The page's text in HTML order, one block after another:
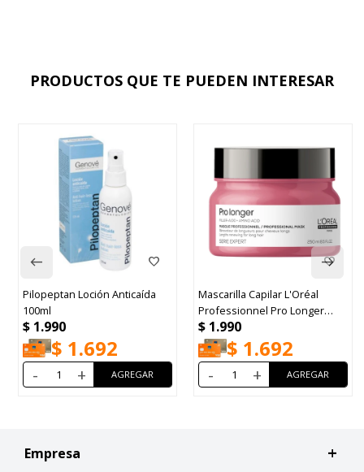
PRODUCTOS QUE TE PUEDEN INTERESAR
Pilopeptan Loción Anticaída
100ml
$ 1.990
$ 1.692
- +
Mascarilla Capilar L'Oréal
Professionnel Pro Longer
250ml
$ 1.990
$ 1.692
- +
Empresa